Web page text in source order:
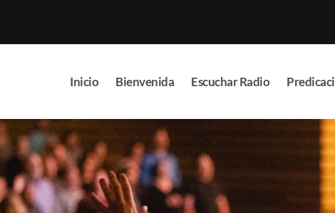
Inicio Bienvenida Escuchar Radio